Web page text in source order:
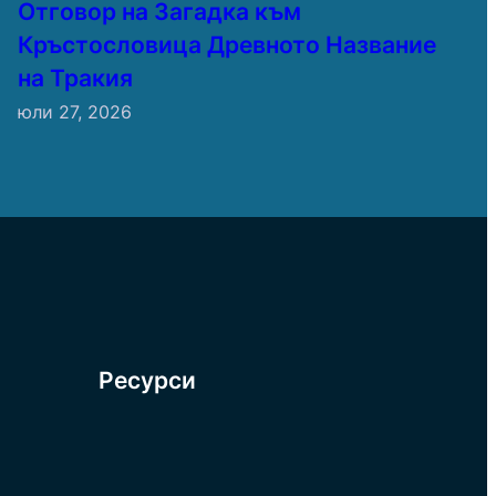
Отговор на Загадка към
Кръстословица Древното Название
на Тракия
юли 27, 2026
Ресурси